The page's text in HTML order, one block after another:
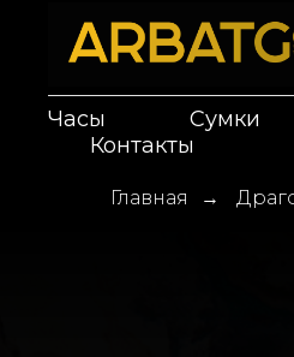
Часы Сумки
Контакты
Главная →